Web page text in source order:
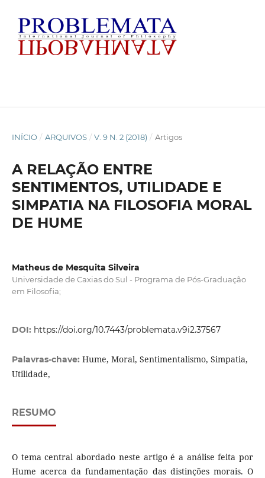
INÍCIO / ARQUIVOS / V. 9 N. 2 (2018) / Artigos
A RELAÇÃO ENTRE
SENTIMENTOS, UTILIDADE E
SIMPATIA NA FILOSOFIA MORAL
DE HUME
Matheus de Mesquita Silveira
Universidade de Caxias do Sul - Programa de Pós-Graduação
em Filosofia;
DOI: https://doi.org/10.7443/problemata.v9i2.37567
Palavras-chave: Hume, Moral, Sentimentalismo, Simpatia,
Utilidade,
RESUMO
O tema central abordado neste artigo é a análise feita por
Hume acerca da fundamentação das distinções morais. O